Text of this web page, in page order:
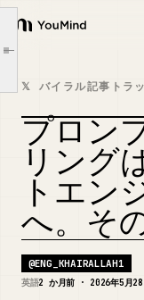
YouMind
概要
ユースケース
スキル
プロンプト
Article outline
コンテクストエンジニア
プロセス
品質基準
𝕏 バイラル記事トラ
プロン
リング
トエン
へ。そ
@ENG_KHAIRALLAH1
英語2 か月前 · 2026年5月28